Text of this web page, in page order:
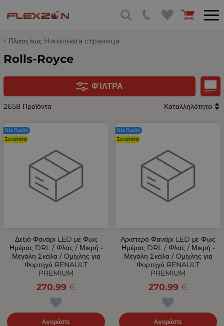
Πλάτη έως Началната страница
Rolls-Royce
ΦΊΛΤΡΑ
2658 Προϊόντα Καταλληλότητα
Δεξιό Φανάρι LED με Φως
Ημέρας DRL / Φλας / Μικρή -
Μεγάλη Σκάλα / Ομίχλης για
Φορτηγό RENAULT
PREMIUM
270.99 €
Αγοράστε
Νέο Προϊόν
Συνιστάται
Αριστερό Φανάρι LED με Φως
Ημέρας DRL / Φλας / Μικρή -
Μεγάλη Σκάλα / Ομίχλης για
Φορτηγό RENAULT
PREMIUM
270.99 €
Αγοράστε
Νέο Προϊόν
Συνιστάται